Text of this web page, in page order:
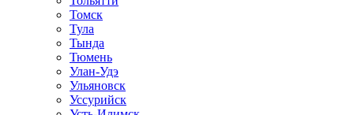
Томск
Тула
Тында
Тюмень
Улан-Удэ
Ульяновск
Уссурийск